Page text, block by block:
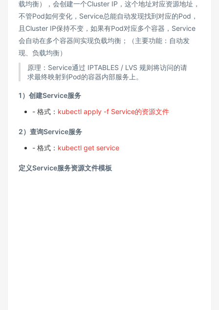
载均衡），会创建一个Cluster IP，这个地址对应资源地址，
不管Pod如何变化，Service总能自动发现找到对应的Pod，
且Cluster IP保持不变，如果有Pod对应多个容器，Service
会自动在多个容器间实现负载均衡；（主要功能：自动发
现、负载均衡）
原理：Service通过 IPTABLES / LVS 规则将访问的请
求最终映射到Pod的容器内部服务上。
1）创建Service服务
- 格式： kubectl apply -f Service的资源文件
2）查询Service服务
- 格式： kubectl get service
定义Service服务资源文件模板